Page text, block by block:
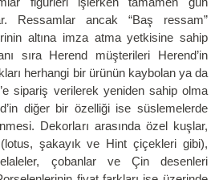
Ressamlar ancak “Baş ressam”
altına imza atma yetkisine sahip
sıra Herend müşterileri Herend’in
herhangi bir ürünün kaybolan ya da
sipariş verilerek yeniden sahip olma
diğer bir özelliği ise süslemelerde
Dekorları arasında özel kuşlar,
şakayık ve Hint çiçekleri gibi),
çobanlar ve Çin desenleri